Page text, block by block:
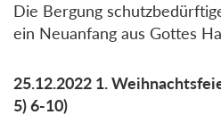
Die Bergung
ein Neuanfang aus Gottes
25.12.2022 1.
5) 6-10)